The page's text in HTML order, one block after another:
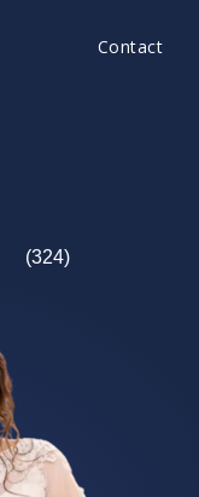
Contact
(324)